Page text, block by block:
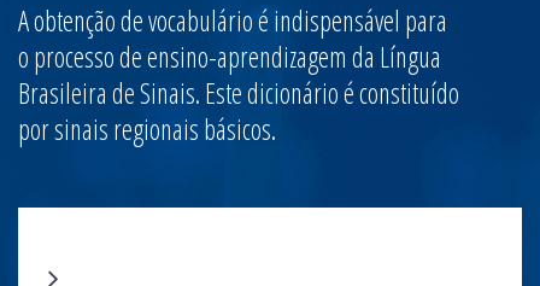
A obtenção de vocabulário é indispensável para
o processo de ensino-aprendizagem da Língua
Brasileira de Sinais. Este dicionário é constituído
por sinais regionais básicos.